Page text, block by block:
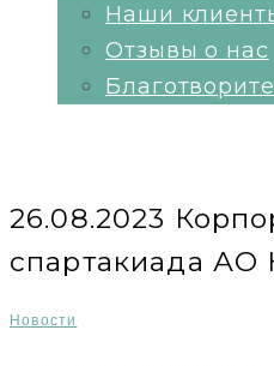
Наши
Отзывы о нас
26.08.2023
спартакиада
Новости